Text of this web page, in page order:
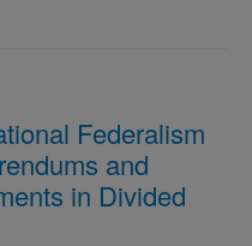
Federalism
and
in Divided